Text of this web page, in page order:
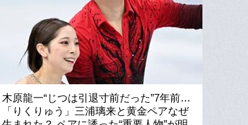
木原龍一“じつは引退寸前だった”7年前…
「りくりゅう」三浦璃来と黄金ペアなぜ